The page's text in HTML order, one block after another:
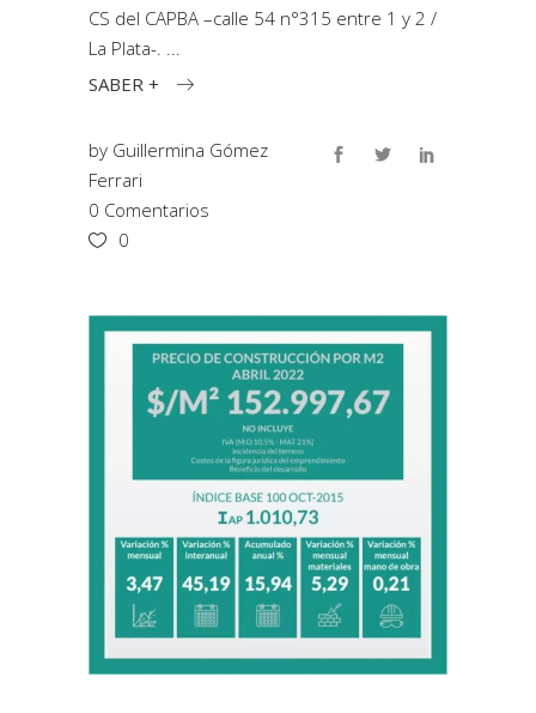
CS del CAPBA –calle 54 n°315 entre 1 y 2 /
La Plata-.
SABER +
by Guillermina Gómez
Ferrari
0 Comentarios
0